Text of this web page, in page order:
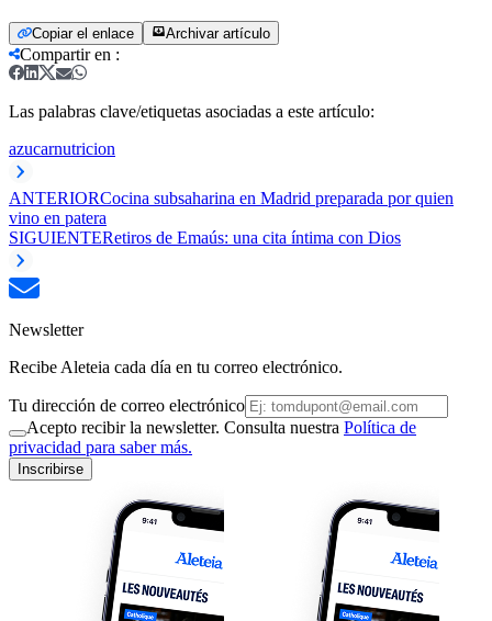
Copiar el enlace Archivar artículo
Compartir en :
Las palabras clave/etiquetas asociadas a este artículo:
azucarnutricion
ANTERIORCocina subsaharina en Madrid preparada por quien
vino en patera
SIGUIENTERetiros de Emaús: una cita íntima con Dios
Newsletter
Recibe Aleteia cada día en tu correo electrónico.
Tu dirección de correo electrónico
Acepto recibir la newsletter. Consulta nuestra Política de
privacidad para saber más.
Inscribirse